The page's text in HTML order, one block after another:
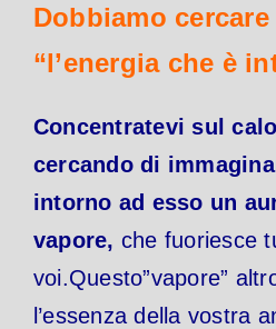
Dobbiamo
“l’energia che è
Concentratevi sul
cercando di
intorno ad esso un
vapore, che fuoriesce
voi.Questo”vapore”
l’essenza della vostra